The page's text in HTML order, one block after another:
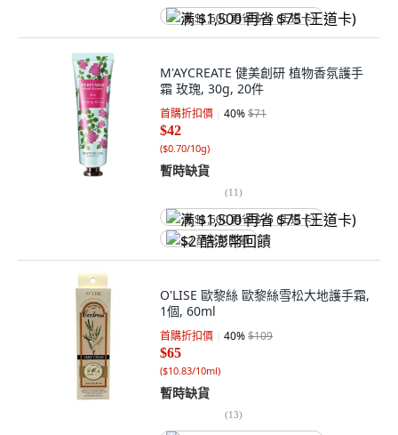
满 $1,500 再省 $75 (王道卡)
M'AYCREATE 健美創研 植物香氛護手
霜 玫瑰, 30g, 20件
首購折扣價 40%$71
$42
($0.70/10g)
暫時缺貨
(11)
满 $1,500 再省 $75 (王道卡)
$2 酷澎幣回饋
O'LISE 歐黎絲 歐黎絲雪松大地護手霜,
1個, 60ml
首購折扣價 40%$109
$65
($10.83/10ml)
暫時缺貨
(13)